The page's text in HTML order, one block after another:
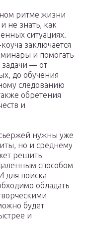
ритме жизни
не знать, как
ситуациях.
заключается
и помогать
— от
до обучения
следованию
обретения
и
нужны уже
но и среднему
решить
способом
поиска
обладать
будет
и